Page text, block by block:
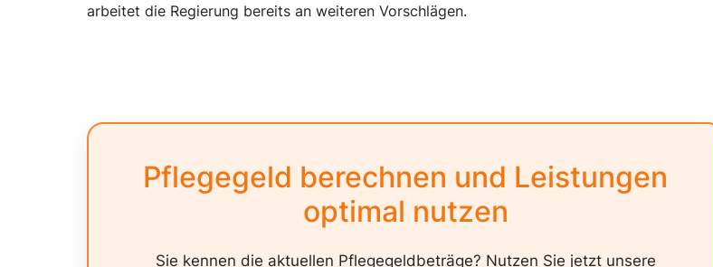
arbeitet die Regierung bereits an weiteren Vorschlägen.
Pflegegeld berechnen und Leistungen
optimal nutzen
Sie kennen die aktuellen Pflegegeldbeträge? Nutzen Sie jetzt unsere